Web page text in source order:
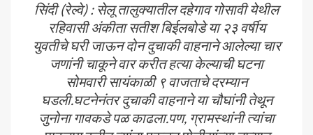
सिंदी (रेल्वे) : सेलू तालुक्यातील दहेगाव गोसावी येथील
रहिवासी अंकीता सतीश बिईलबोडे या २३ वर्षीय
युवतीचे घरी जाऊन दोन दुचाकी वाहनाने आलेल्या चार
जणांनी चाकूने वार करीत हत्या केल्याची घटना
सोमवारी सायंकाळी ९ वाजताचे दरम्यान
घडली.घटनेनंतर दुचाकी वाहनाने या चौघांनी तेथून
जुनोना गावकडे पळ काढला.पण, ग्रामस्थांनी त्यांचा